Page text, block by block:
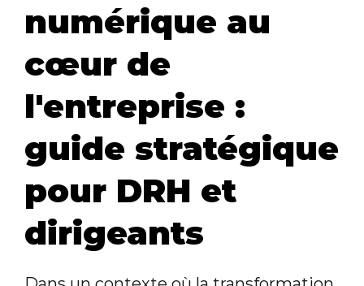
numérique au
cœur de
l'entreprise :
guide stratégique
pour DRH et
dirigeants